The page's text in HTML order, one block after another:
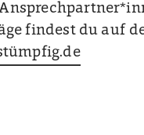
findest du auf